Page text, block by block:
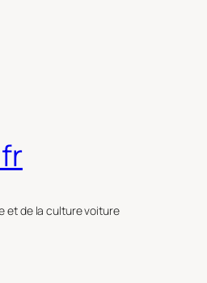
et de la culture voiture